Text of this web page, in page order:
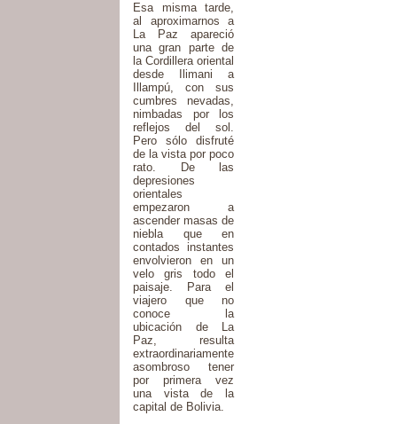
Esa misma tarde,
al aproximarnos a
La Paz apareció
una gran parte de
la Cordillera oriental
desde Ilimani a
Illampú, con sus
cumbres nevadas,
nimbadas por los
reflejos del sol.
Pero sólo disfruté
de la vista por poco
rato. De las
depresiones
orientales
empezaron a
ascender masas de
niebla que en
contados instantes
envolvieron en un
velo gris todo el
paisaje. Para el
viajero que no
conoce la
ubicación de La
Paz, resulta
extraordinariamente
asombroso tener
por primera vez
una vista de la
capital de Bolivia.